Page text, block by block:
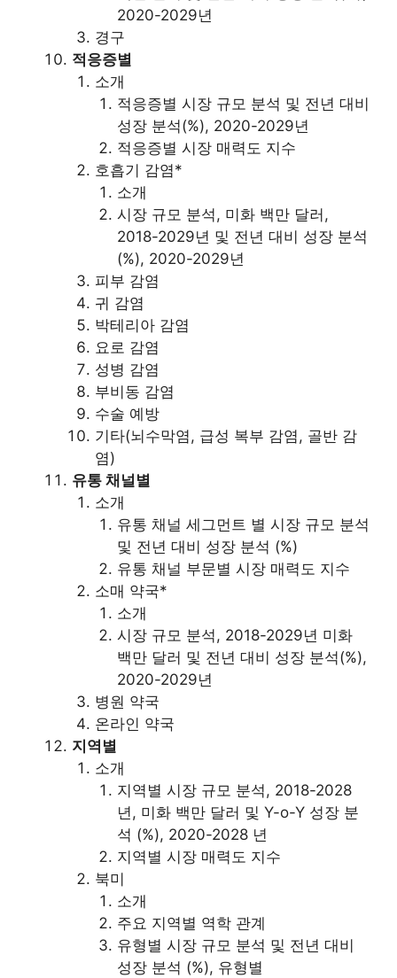
2020-2029년
경구
적응증별
소개
적응증별 시장 규모 분석 및 전년 대비
성장 분석(%), 2020-2029년
적응증별 시장 매력도 지수
호흡기 감염*
소개
시장 규모 분석, 미화 백만 달러,
2018-2029년 및 전년 대비 성장 분석
(%), 2020-2029년
피부 감염
귀 감염
박테리아 감염
요로 감염
성병 감염
부비동 감염
수술 예방
기타(뇌수막염, 급성 복부 감염, 골반 감
염)
유통 채널별
소개
유통 채널 세그먼트 별 시장 규모 분석
및 전년 대비 성장 분석 (%)
유통 채널 부문별 시장 매력도 지수
소매 약국*
소개
시장 규모 분석, 2018-2029년 미화
백만 달러 및 전년 대비 성장 분석(%),
2020-2029년
병원 약국
온라인 약국
지역별
소개
지역별 시장 규모 분석, 2018-2028
년, 미화 백만 달러 및 Y-o-Y 성장 분
석 (%), 2020-2028 년
지역별 시장 매력도 지수
북미
소개
주요 지역별 역학 관계
유형별 시장 규모 분석 및 전년 대비
성장 분석 (%), 유형별